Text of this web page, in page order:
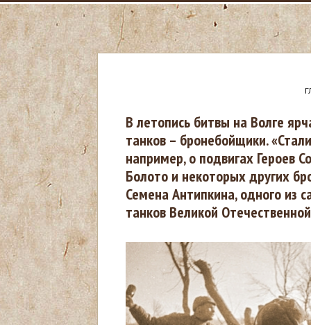
В
ы
з
д
е
с
ь
В летопись битвы на Волге
танков – бронебойщики.
например, о подвигах Героев
Болото и некоторых других
Семена Антипкина, одного из
танков Великой